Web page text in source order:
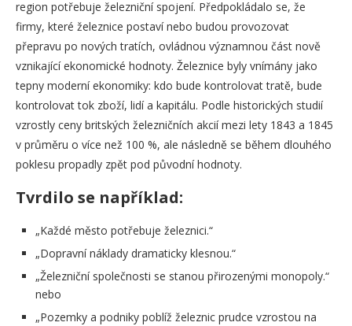
region potřebuje železniční spojení. Předpokládalo se, že
firmy, které železnice postaví nebo budou provozovat
přepravu po nových tratích, ovládnou významnou část nově
vznikající ekonomické hodnoty. Železnice byly vnímány jako
tepny moderní ekonomiky: kdo bude kontrolovat tratě, bude
kontrolovat tok zboží, lidí a kapitálu. Podle historických studií
vzrostly ceny britských železničních akcií mezi lety 1843 a 1845
v průměru o více než 100 %, ale následně se během dlouhého
poklesu propadly zpět pod původní hodnoty.
Tvrdilo se například:
„Každé město potřebuje železnici.“
„Dopravní náklady dramaticky klesnou.“
„Železniční společnosti se stanou přirozenými monopoly.“
nebo
„Pozemky a podniky poblíž železnic prudce vzrostou na